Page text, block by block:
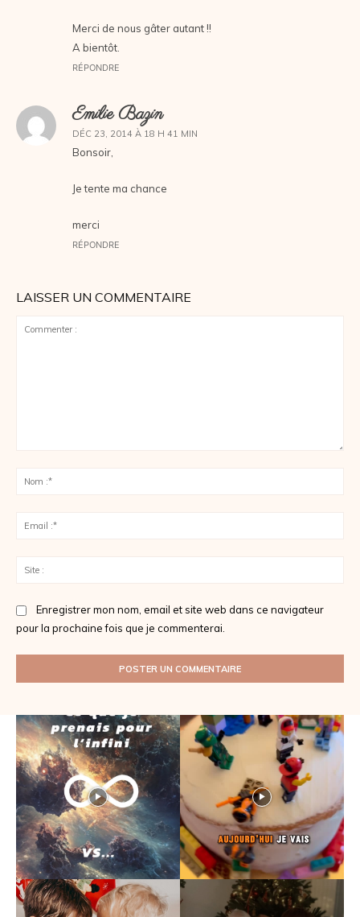
Merci de nous gâter autant !!
A bientôt.
RÉPONDRE
Emilie Bazin
DÉC 23, 2014 À 18 H 41 MIN
Bonsoir,
Je tente ma chance
merci
RÉPONDRE
LAISSER UN COMMENTAIRE
Enregistrer mon nom, email et site web dans ce navigateur
pour la prochaine fois que je commenterai.